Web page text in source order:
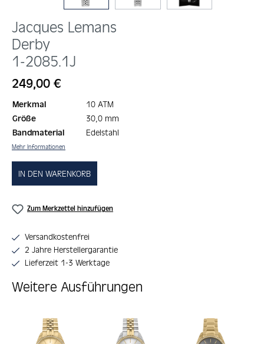
Jacques Lemans
Derby
1-2085.1J
Regulärer Preis:
249,00 €
Merkmal
10 ATM
Größe
30,0 mm
Bandmaterial
Edelstahl
Mehr Informationen
IN DEN WARENKORB
Zum Merkzettel hinzufügen
Versandkostenfrei
2 Jahre Herstellergarantie
Lieferzeit 1-3 Werktage
Weitere Ausführungen
Produktgalerie überspringen